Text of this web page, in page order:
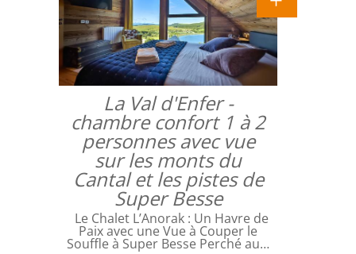
La Val d'Enfer -
chambre confort 1 à 2
personnes avec vue
sur les monts du
Cantal et les pistes de
Super Besse
Le Chalet L’Anorak : Un Havre de
Paix avec une Vue à Couper le
Souffle à Super Besse Perché au…